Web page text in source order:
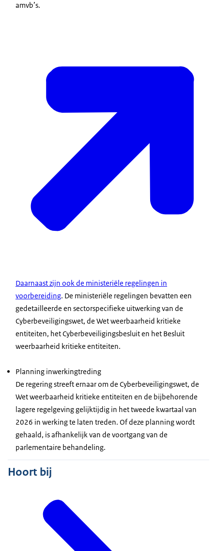
amvb’s.
Daarnaast zijn ook de ministeriële regelingen in
voorbereiding. De ministeriële regelingen bevatten een
gedetailleerde en sectorspecifieke uitwerking van de
Cyberbeveiligingswet, de Wet weerbaarheid kritieke
entiteiten, het Cyberbeveiligingsbesluit en het Besluit
weerbaarheid kritieke entiteiten.
Planning inwerkingtreding
De regering streeft ernaar om de Cyberbeveiligingswet, de
Wet weerbaarheid kritieke entiteiten en de bijbehorende
lagere regelgeving gelijktijdig in het tweede kwartaal van
2026 in werking te laten treden. Of deze planning wordt
gehaald, is afhankelijk van de voortgang van de
parlementaire behandeling.
Hoort bij